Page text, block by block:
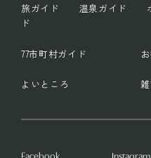
旅ガイド 温泉ガイド
ド
77市町村ガイド
よいところ